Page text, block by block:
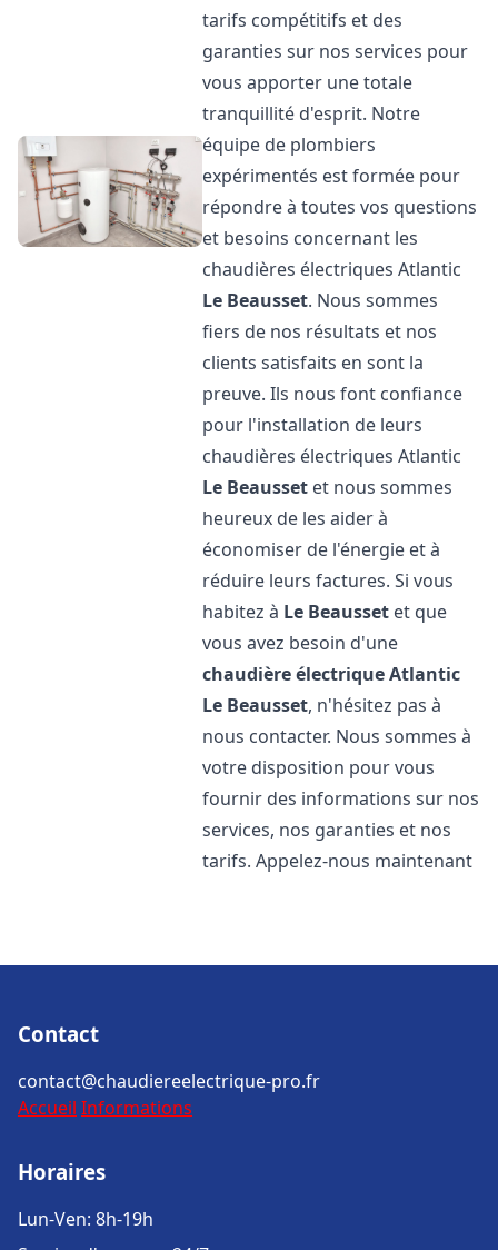
tarifs compétitifs et des
garanties sur nos services pour
vous apporter une totale
tranquillité d'esprit. Notre
équipe de plombiers
expérimentés est formée pour
répondre à toutes vos questions
et besoins concernant les
chaudières électriques Atlantic
Le Beausset. Nous sommes
fiers de nos résultats et nos
clients satisfaits en sont la
preuve. Ils nous font confiance
pour l'installation de leurs
chaudières électriques Atlantic
Le Beausset et nous sommes
heureux de les aider à
économiser de l'énergie et à
réduire leurs factures. Si vous
habitez à Le Beausset et que
vous avez besoin d'une
chaudière électrique Atlantic
Le Beausset, n'hésitez pas à
nous contacter. Nous sommes à
votre disposition pour vous
fournir des informations sur nos
services, nos garanties et nos
tarifs. Appelez-nous maintenant
Contact
contact@chaudiereelectrique-pro.fr
Accueil Informations
Horaires
Lun-Ven: 8h-19h